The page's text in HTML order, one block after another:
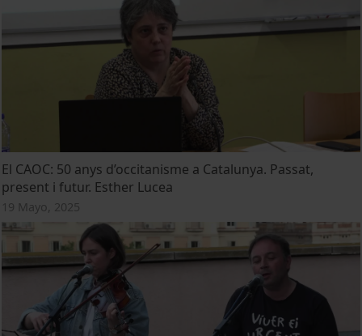
El CAOC: 50 anys d’occitanisme a Catalunya. Passat,
present i futur. Esther Lucea
19 Mayo, 2025